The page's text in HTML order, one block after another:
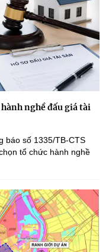
nghề đấu giá tài
báo số 1335/TB-CTS
tổ chức hành nghề